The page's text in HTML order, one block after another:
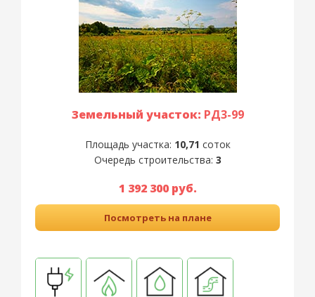
Земельный участок: РД3-99
Площадь участка: 10,71 соток
Очередь строительства: 3
1 392 300 руб.
Посмотреть на плане